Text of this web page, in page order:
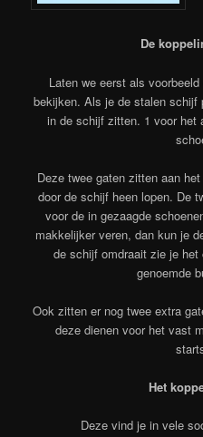
De
Laten we eerst als
bekijken. Als je de stalen schijf
in de schijf zitten. 1 voor het
Deze twee gaten zitten aan
door de schijf heen lopen. De
voor de in gezaagde
makkelijker veren, dan kun je
de schijf omdraait zie je
genoemde
Ook zitten er nog twee extra
deze dienen voor het vast
Het
Deze vind je in vele